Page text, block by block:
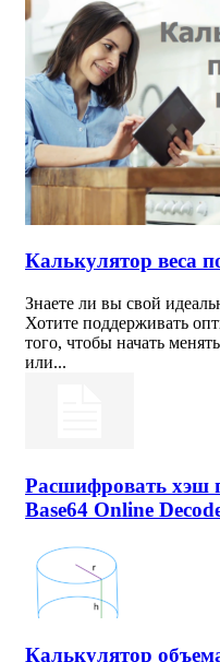
Калькулятор веса
Знаете ли вы свой
Хотите поддерживать
того, чтобы начать
или...
Расшифровать хэш
Base64 Online
Калькулятор